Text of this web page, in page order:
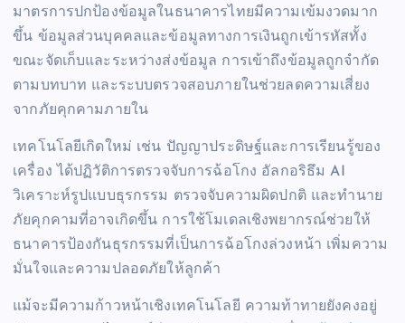
มาตรการปกป้องข้อมูลในธนาคารไทยมีความเข้มงวดมาก
ขึ้น ข้อมูลส่วนบุคคลและข้อมูลทางการเงินถูกเข้ารหัสทั้ง
ขณะจัดเก็บและระหว่างส่งข้อมูล การเข้าถึงข้อมูลถูกจำกัด
ตามบทบาท และระบบตรวจสอบภายในช่วยลดความเสี่ยง
จากภัยคุกคามภายใน
เทคโนโลยีเกิดใหม่ เช่น ปัญญาประดิษฐ์และการเรียนรู้ของ
เครื่อง ได้ปฏิวัติการตรวจจับการฉ้อโกง อัลกอริธึม AI
วิเคราะห์รูปแบบธุรกรรม ตรวจจับความผิดปกติ และทำนาย
ภัยคุกคามที่อาจเกิดขึ้น การใช้โมเดลเชิงพยากรณ์ช่วยให้
ธนาคารป้องกันธุรกรรมที่เป็นการฉ้อโกงล่วงหน้า เพิ่มความ
มั่นใจและความปลอดภัยให้ลูกค้า
แม้จะมีความก้าวหน้าเชิงเทคโนโลยี ความท้าทายยังคงอยู่